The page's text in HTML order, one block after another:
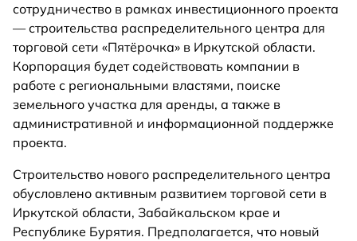
сотрудничество в рамках инвестиционного проекта
— строительства распределительного центра для
торговой сети «Пятёрочка» в Иркутской области.
Корпорация будет содействовать компании в
работе с региональными властями, поиске
земельного участка для аренды, а также в
административной и информационной поддержке
проекта.
Строительство нового распределительного центра
обусловлено активным развитием торговой сети в
Иркутской области, Забайкальском крае и
Республике Бурятия. Предполагается, что новый